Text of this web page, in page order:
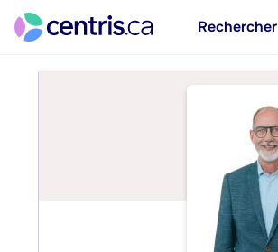
Rechercher